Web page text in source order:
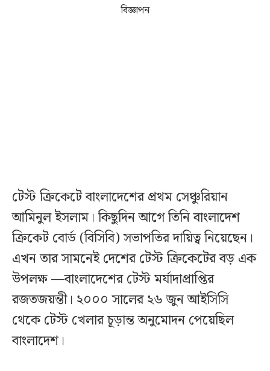
বিজ্ঞাপন
টেস্ট ক্রিকেটে বাংলাদেশের প্রথম সেঞ্চুরিয়ান
আমিনুল ইসলাম। কিছুদিন আগে তিনি বাংলাদেশ
ক্রিকেট বোর্ড (বিসিবি) সভাপতির দায়িত্ব নিয়েছেন।
এখন তার সামনেই দেশের টেস্ট ক্রিকেটের বড় এক
উপলক্ষ —বাংলাদেশের টেস্ট মর্যাদাপ্রাপ্তির
রজতজয়ন্তী। ২০০০ সালের ২৬ জুন আইসিসি
থেকে টেস্ট খেলার চূড়ান্ত অনুমোদন পেয়েছিল
বাংলাদেশ।